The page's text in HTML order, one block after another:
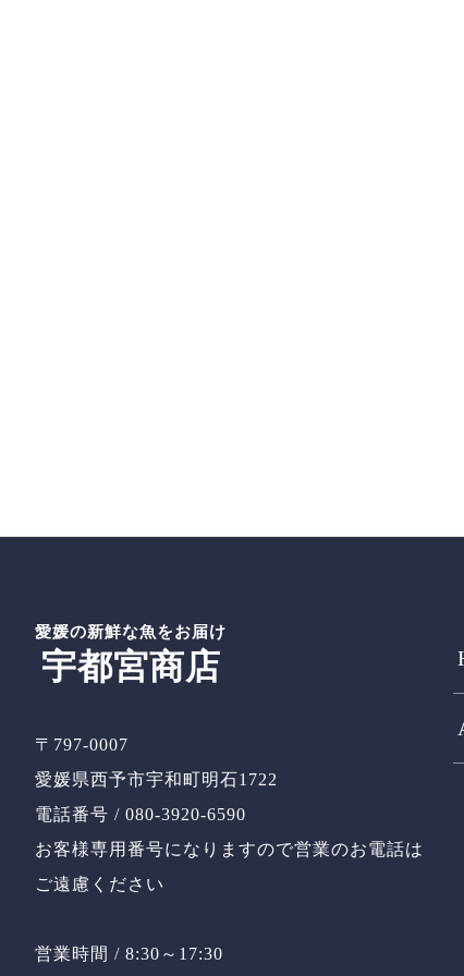
愛媛の新鮮な魚をお届け
宇都宮商店
〒797-0007
愛媛県西予市宇和町明石1722
電話番号 / 080-3920-6590
お客様専用番号になりますので営業のお電話は
ご遠慮ください
営業時間 / 8:30～17:30